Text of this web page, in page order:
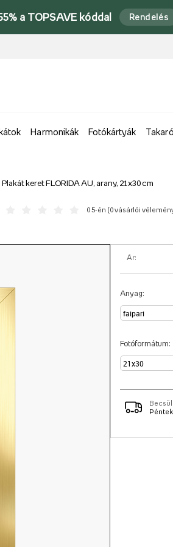
a TOPSAVE kóddal Rendelés
Harmonikák Fotókártyák
Plakát keret FLORIDA AU, arany, 21x30 cm
0 5-én (0 vásárlói
Ár:
Anyag:
Fotóformátum: